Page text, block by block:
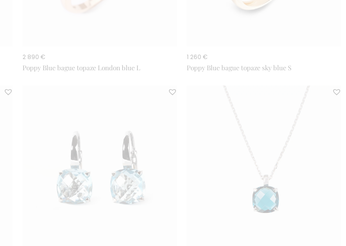
Poppy Blue bague topaze London blue L
2 890 €
Poppy Blue bague topaze sky blue S
1 260 €